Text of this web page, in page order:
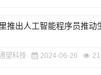
推出人工智能程序员推动
望科技 2024-06-26